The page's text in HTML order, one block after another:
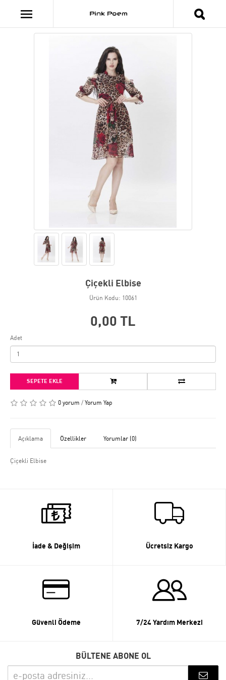
Çiçekli Elbise
Ürün Kodu: 10061
0,00 TL
Adet
SEPETE EKLE
0 yorum / Yorum Yap
Açıklama Özellikler Yorumlar (0)
Çiçekli Elbise
İade & Değişim Ücretsiz Kargo
Güvenli Ödeme 7/24 Yardım Merkezi
BÜLTENE ABONE OL